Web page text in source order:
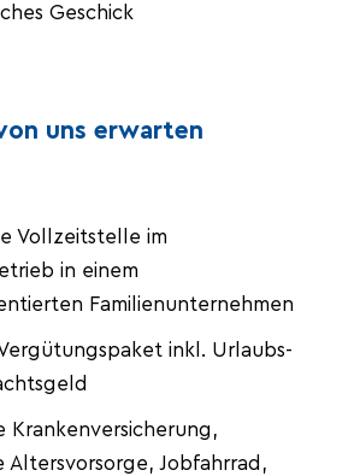
Geschick
uns erwarten
Vollzeitstelle im
in einem
Familienunternehmen
inkl. Urlaubs-
Krankenversicherung,
Altersvorsorge, Jobfahrrad,